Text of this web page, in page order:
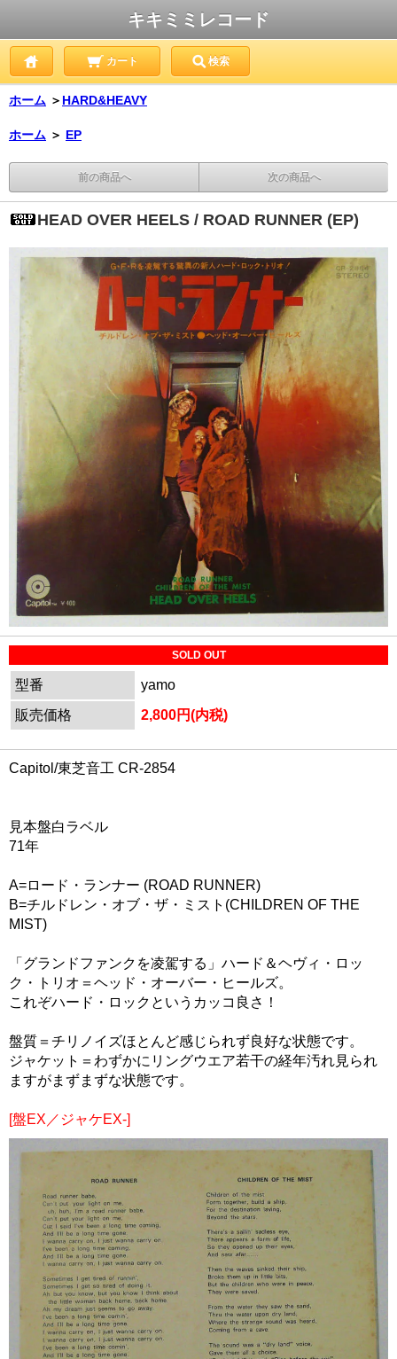
キキミミレコード
カート 検索
ホーム ＞ HARD&HEAVY
ホーム ＞ EP
前の商品へ 次の商品へ
HEAD OVER HEELS / ROAD RUNNER (EP)
SOLD OUT
型番
yamo
販売価格
2,800円(内税)
Capitol/東芝音工 CR-2854
見本盤白ラベル
71年
A=ロード・ランナー (ROAD RUNNER)
B=チルドレン・オブ・ザ・ミスト(CHILDREN OF THE
MIST)
「グランドファンクを凌駕する」ハード＆ヘヴィ・ロッ
ク・トリオ＝ヘッド・オーバー・ヒールズ。
これぞハード・ロックというカッコ良さ！
盤質＝チリノイズほとんど感じられず良好な状態です。
ジャケット＝わずかにリングウエア若干の経年汚れ見られ
ますがまずまずな状態です。
[盤EX／ジャケEX-]